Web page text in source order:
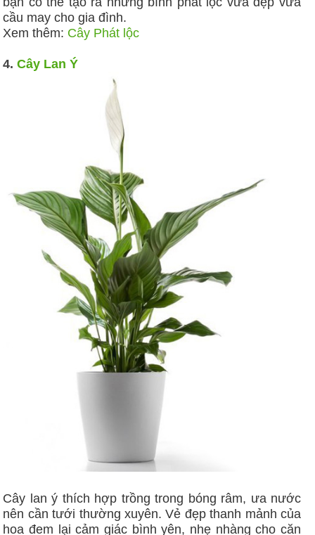
cầu may cho gia đình.
Xem thêm: Cây Phát lộc
4.Cây Lan Ý
Cây lan ý thích hợp trồng trong bóng râm, ưa nước
nên cần tưới thường xuyên. Vẻ đẹp thanh mảnh của
hoa đem lại cảm giác bình yên, nhẹ nhàng cho căn